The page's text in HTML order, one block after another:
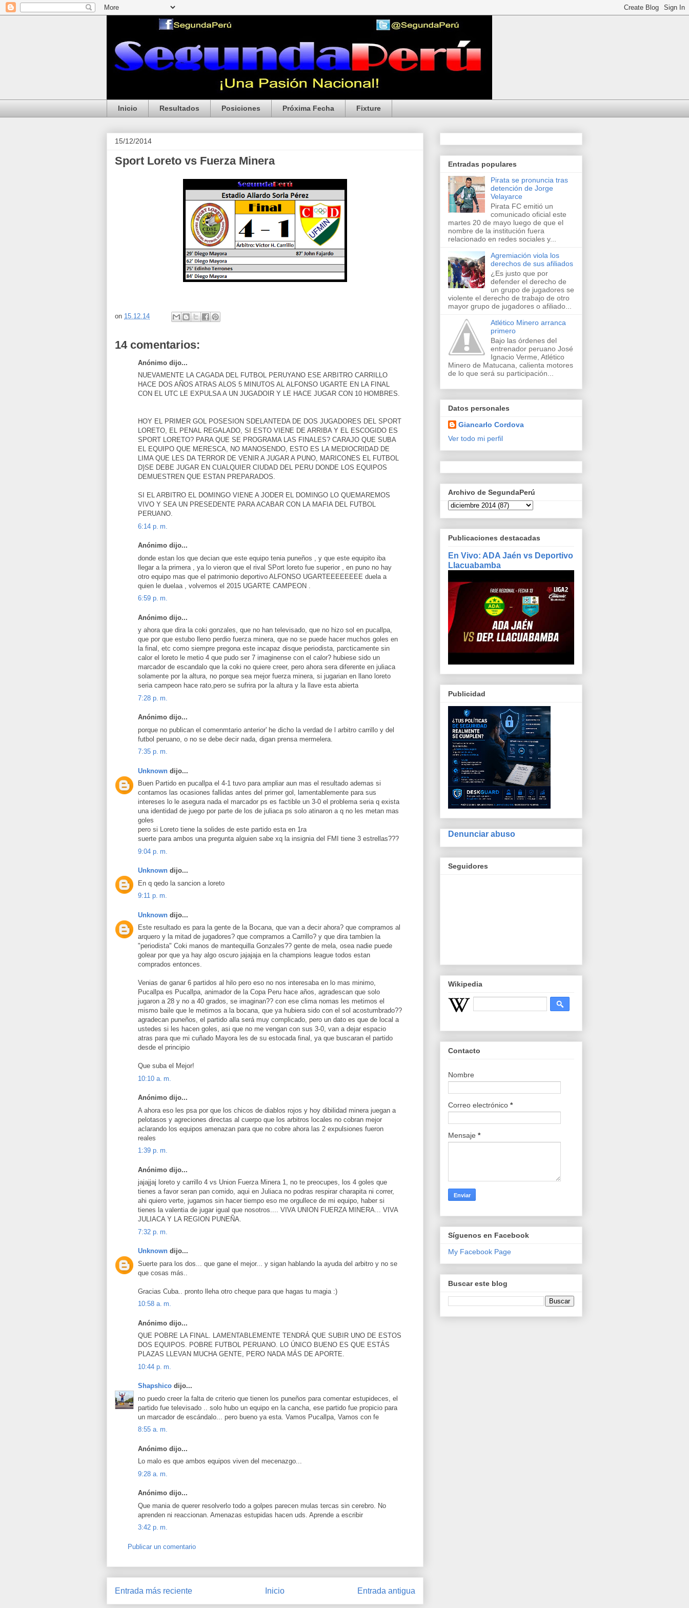
Inicio Resultados Posiciones Próxima Fecha Fixture
15/12/2014
Sport Loreto vs Fuerza Minera
on 15.12.14
14 comentarios:
Anónimo dijo...
NUEVAMENTE LA CAGADA DEL FUTBOL PERUYANO ESE ARBITRO CARRILLO
HACE DOS AÑOS ATRAS ALOS 5 MINUTOS AL ALFONSO UGARTE EN LA FINAL
CON EL UTC LE EXPULSA A UN JUGADOIR Y LE HACE JUGAR CON 10 HOMBRES.
HOY EL PRIMER GOL POSESION SDELANTEDA DE DOS JUGADORES DEL SPORT
LORETO, EL PENAL REGALADO, SI ESTO VIENE DE ARRIBA Y EL ESCOGIDO ES
SPORT LORETO? PARA QUE SE PROGRAMA LAS FINALES? CARAJO QUE SUBA
EL EQUIPO QUE MERESCA, NO MANOSENDO, ESTO ES LA MEDIOCRIDAD DE
LIMA QUE LES DA TERROR DE VENIR A JUGAR A PUNO, MARICONES EL FUTBOL
D}SE DEBE JUGAR EN CUALQUIER CIUDAD DEL PERU DONDE LOS EQUIPOS
DEMUESTREN QUE ESTAN PREPARADOS.
SI EL ARBITRO EL DOMINGO VIENE A JODER EL DOMINGO LO QUEMAREMOS
VIVO Y SEA UN PRESEDENTE PARA ACABAR CON LA MAFIA DEL FUTBOL
PERUANO.
6:14 p. m.
Anónimo dijo...
donde estan los que decian que este equipo tenia puneños , y que este equipito iba
llegar a la primera , ya lo vieron que el rival SPort loreto fue superior , en puno no hay
otro equipo mas que el patrimonio deportivo ALFONSO UGARTEEEEEEEE duela a
quien le duelaa , volvemos el 2015 UGARTE CAMPEON .
6:59 p. m.
Anónimo dijo...
y ahora que dira la coki gonzales, que no han televisado, que no hizo sol en pucallpa,
que por que estubo lleno perdio fuerza minera, que no se puede hacer muchos goles en
la final, etc como siempre pregona este incapaz disque periodista, parcticamente sin
calor el loreto le metio 4 que pudo ser 7 imaginense con el calor? hubiese sido un
marcador de escandalo que la coki no quiere creer, pero ahora sera diferente en juliaca
solamente por la altura, no porque sea mejor fuerza minera, si jugarian en llano loreto
seria campeon hace rato,pero se sufrira por la altura y la llave esta abierta
7:28 p. m.
Anónimo dijo...
porque no publican el comenmtario anterior' he dicho la verdad de l arbitro carrillo y del
futbol peruano, o no se debe decir nada, digan prensa mermelera.
7:35 p. m.
Unknown dijo...
Buen Partido en pucallpa el 4-1 tuvo para ampliar aun mas el resultado ademas si
contamos las ocasiones fallidas antes del primer gol, lamentablemente para sus
intereses lo le asegura nada el marcador ps es factible un 3-0 el problema seria q exista
una identidad de juego por parte de los de juliaca ps solo atinaron a q no les metan mas
goles
pero si Loreto tiene la solides de este partido esta en 1ra
suerte para ambos una pregunta alguien sabe xq la insignia del FMI tiene 3 estrellas???
9:04 p. m.
Unknown dijo...
En q qedo la sancion a loreto
9:11 p. m.
Unknown dijo...
Este resultado es para la gente de la Bocana, que van a decir ahora? que compramos al
arquero y la mitad de jugadores? que compramos a Carrillo? y que dira tambien la
"periodista" Coki manos de mantequilla Gonzales?? gente de mela, osea nadie puede
golear por que ya hay algo oscuro jajajaja en la champions league todos estan
comprados entonces.
Venias de ganar 6 partidos al hilo pero eso no nos interesaba en lo mas minimo,
Pucallpa es Pucallpa, animador de la Copa Peru hace años, agradescan que solo
jugaron a 28 y no a 40 grados, se imaginan?? con ese clima nomas les metimos el
mismo baile que le metimos a la bocana, que ya hubiera sido con el sol acostumbrado??
agradecan puneños, el partido alla será muy complicado, pero un dato es que de local a
ustedes si les hacen goles, asi que no me vengan con sus 3-0, van a dejar espacio
atras para que mi cuñado Mayora les de su estocada final, ya que buscaran el partido
desde el principio
Que suba el Mejor!
10:10 a. m.
Anónimo dijo...
A ahora eso les psa por que los chicos de diablos rojos y hoy dibilidad minera juegan a
pelotasos y agreciones directas al cuerpo que los arbitros locales no cobran mejor
aclarando los equipos amenazan para que no cobre ahora las 2 expulsiones fueron
reales
1:39 p. m.
Anónimo dijo...
jajajjaj loreto y carrillo 4 vs Union Fuerza Minera 1, no te preocupes, los 4 goles que
tienes a favor seran pan comido, aqui en Juliaca no podras respirar charapita ni correr,
ahi quiero verte, jugamos sin hacer tiempo eso me orgullece de mi equipo, haber si
tienes la valentia de jugar igual que nosotros.... VIVA UNION FUERZA MINERA... VIVA
JULIACA Y LA REGION PUNEÑA.
7:32 p. m.
Unknown dijo...
Suerte para los dos... que gane el mejor... y sigan hablando la ayuda del arbitro y no se
que cosas más..
Gracias Cuba.. pronto lleha otro cheque para que hagas tu magia :)
10:58 a. m.
Anónimo dijo...
QUE POBRE LA FINAL. LAMENTABLEMENTE TENDRÁ QUE SUBIR UNO DE ESTOS
DOS EQUIPOS. POBRE FUTBOL PERUANO. LO ÚNICO BUENO ES QUE ESTÁS
PLAZAS LLEVAN MUCHA GENTE, PERO NADA MÁS DE APORTE.
10:44 p. m.
Shapshico dijo...
no puedo creer la falta de criterio que tienen los puneños para comentar estupideces, el
partido fue televisado .. solo hubo un equipo en la cancha, ese partido fue propicio para
un marcador de escándalo... pero bueno ya esta. Vamos Pucallpa, Vamos con fe
8:55 a. m.
Anónimo dijo...
Lo malo es que ambos equipos viven del mecenazgo...
9:28 a. m.
Anónimo dijo...
Que mania de querer resolverlo todo a golpes parecen mulas tercas sin cerebro. No
aprenden ni reaccionan. Amenazas estupidas hacen uds. Aprende a escribir
3:42 p. m.
Publicar un comentario
Entrada más reciente Entrada antigua
Inicio
Entradas populares
Pirata se pronuncia tras
detención de Jorge
Velayarce
Pirata FC emitió un
comunicado oficial este
martes 20 de mayo luego de que el
nombre de la institución fuera
relacionado en redes sociales y...
Agremiación viola los
derechos de sus afiliados
¿Es justo que por
defender el derecho de
un grupo de jugadores se
violente el derecho de trabajo de otro
mayor grupo de jugadores o afiliado...
Atlético Minero arranca
primero
Bajo las órdenes del
entrenador peruano José
Ignacio Verme, Atlético
Minero de Matucana, calienta motores
de lo que será su participación...
Datos personales
Giancarlo Cordova
Ver todo mi perfil
Archivo de SegundaPerú
Publicaciones destacadas
En Vivo: ADA Jaén vs Deportivo
Llacuabamba
Publicidad
Denunciar abuso
Seguidores
Wikipedia
Contacto
Nombre
Correo electrónico *
Mensaje *
Síguenos en Facebook
My Facebook Page
Buscar este blog